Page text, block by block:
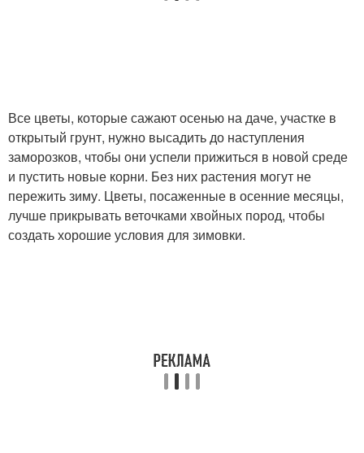
Все цветы, которые сажают осенью на даче, участке в
открытый грунт, нужно высадить до наступления
заморозков, чтобы они успели прижиться в новой среде
и пустить новые корни. Без них растения могут не
пережить зиму. Цветы, посаженные в осенние месяцы,
лучше прикрывать веточками хвойных пород, чтобы
создать хорошие условия для зимовки.